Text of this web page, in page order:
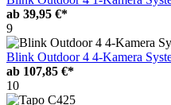
ab 39,95 €*
9
Blink Outdoor 4 4-Kamera
ab 107,85 €*
10